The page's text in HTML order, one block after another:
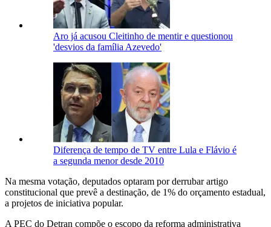
Aro já acusou Cleitinho de mentir e questionou
'desvios da família Azevedo'
Diferença de tempo de TV entre Lula e Flávio é
a segunda menor desde 2010
Na mesma votação, deputados optaram por derrubar artigo
constitucional que prevê a destinação, de 1% do orçamento estadual,
a projetos de iniciativa popular.
A PEC do Detran compõe o escopo da reforma administrativa